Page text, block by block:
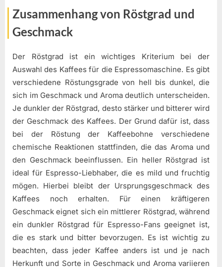
Zusammenhang von Röstgrad und
Geschmack
Der Röstgrad ist ein wichtiges Kriterium bei der
Auswahl des Kaffees für die Espressomaschine. Es gibt
verschiedene Röstungsgrade von hell bis dunkel, die
sich im Geschmack und Aroma deutlich unterscheiden.
Je dunkler der Röstgrad, desto stärker und bitterer wird
der Geschmack des Kaffees. Der Grund dafür ist, dass
bei der Röstung der Kaffeebohne verschiedene
chemische Reaktionen stattfinden, die das Aroma und
den Geschmack beeinflussen. Ein heller Röstgrad ist
ideal für Espresso-Liebhaber, die es mild und fruchtig
mögen. Hierbei bleibt der Ursprungsgeschmack des
Kaffees noch erhalten. Für einen kräftigeren
Geschmack eignet sich ein mittlerer Röstgrad, während
ein dunkler Röstgrad für Espresso-Fans geeignet ist,
die es stark und bitter bevorzugen. Es ist wichtig zu
beachten, dass jeder Kaffee anders ist und je nach
Herkunft und Sorte in Geschmack und Aroma variieren